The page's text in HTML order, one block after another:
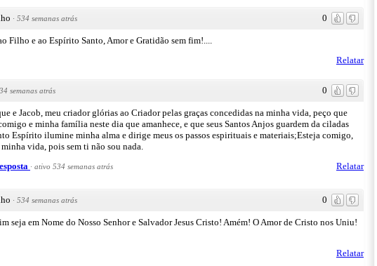
0
· 534 semanas atrás
Filho e ao Espírito Santo, Amor e Gratidão sem fim!....
Relatar
0
semanas atrás
e Jacob, meu criador glórias ao Criador pelas graças concedidas na minha vida, peço que
e minha família neste dia que amanhece, e que seus Santos Anjos guardem da ciladas
Espírito ilumine minha alma e dirige meus os passos espirituais e materiais;Esteja comigo,
vida, pois sem ti não sou nada.
Relatar
· ativo 534 semanas atrás
0
· 534 semanas atrás
seja em Nome do Nosso Senhor e Salvador Jesus Cristo! Amém! O Amor de Cristo nos Uniu!
Relatar